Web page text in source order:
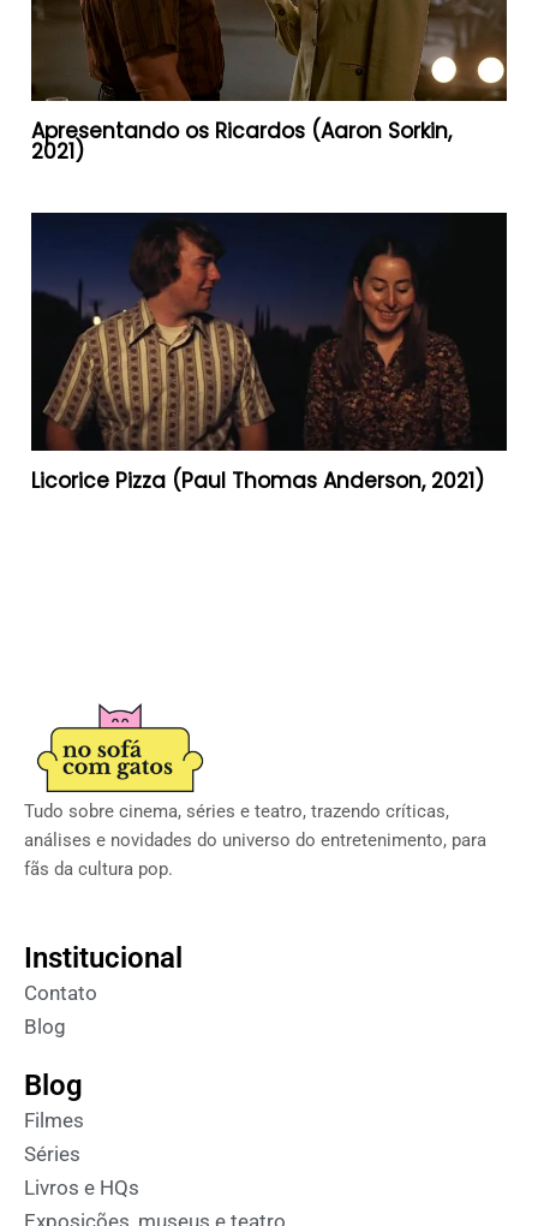
Apresentando os Ricardos (Aaron Sorkin,
2021)
Licorice Pizza (Paul Thomas Anderson, 2021)
Tudo sobre cinema, séries e teatro, trazendo críticas,
análises e novidades do universo do entretenimento, para
fãs da cultura pop.
Institucional
Contato
Blog
Blog
Filmes
Séries
Livros e HQs
Exposições, museus e teatro